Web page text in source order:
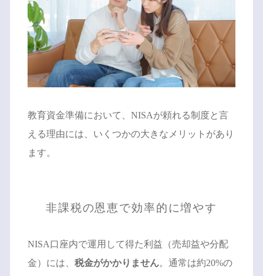
教育資金準備において、NISAが頼れる制度と言
える理由には、いくつかの大きなメリットがあり
ます。
非課税の恩恵で効率的に増やす
NISA口座内で運用して得た利益（売却益や分配
金）には、 税金がかかりません。通常は約20%の